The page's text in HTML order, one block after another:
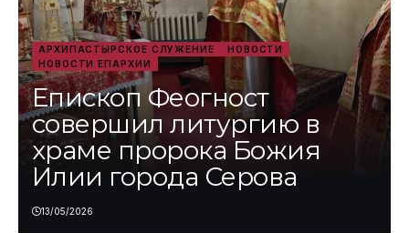
АРХИПАСТЫРСКОЕ СЛУЖЕНИЕ
НОВОСТИ
НОВОСТИ ЕПАРХИИ
Епископ Феогност
совершил литургию в
храме пророка Божия
Илии города Серова
13/05/2026